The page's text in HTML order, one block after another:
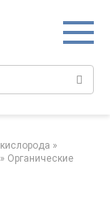
»
» Органические